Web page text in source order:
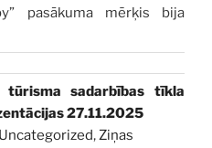
pasākuma mērķis bija
tūrisma sadarbības tīkla
27.11.2025
Uncategorized,Ziņas